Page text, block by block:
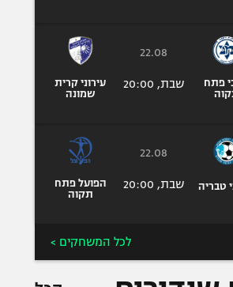
פתח
22.08
שבת, 20:00
עירוני קרית
שמונה
טבריה
22.08
שבת, 20:00
הפועל פתח
תקוה
לכל המשחקים >